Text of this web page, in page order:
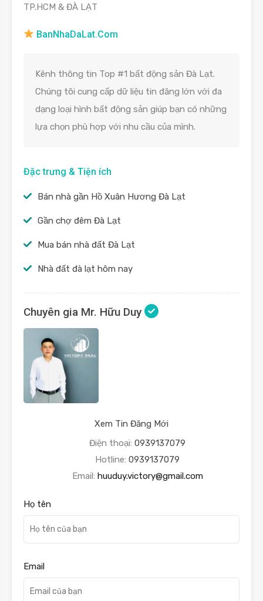
TP.HCM & ĐÀ LẠT
BanNhaDaLat.Com
Kênh thông tin Top #1 bất động sản Đà Lạt.
Chúng tôi cung cấp dữ liệu tin đăng lớn với đa
dạng loại hình bất động sản giúp bạn có những
lựa chọn phù hợp với nhu cầu của mình.
Đặc trưng & Tiện ích
Bán nhà gần Hồ Xuân Hương Đà Lạt
Gần chợ đêm Đà Lạt
Mua bán nhà đất Đà Lạt
Nhà đất đà lạt hôm nay
Chuyên gia Mr. Hữu Duy
Xem Tin Đăng Mới
Điện thoại: 0939137079
Hotline: 0939137079
Email: huuduy.victory@gmail.com
Họ tên
Email